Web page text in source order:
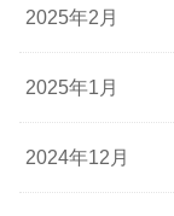
2025年2月
2025年1月
2024年12月